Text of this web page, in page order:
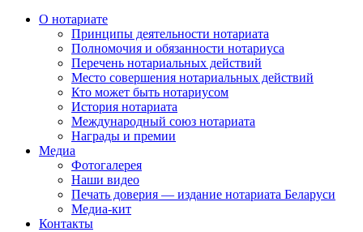
О нотариате
Принципы деятельности нотариата
Полномочия и обязанности нотариуса
Перечень нотариальных действий
Место совершения нотариальных действий
Кто может быть нотариусом
История нотариата
Международный союз нотариата
Награды и премии
Медиа
Фотогалерея
Наши видео
Печать доверия — издание нотариата Беларуси
Медиа-кит
Контакты